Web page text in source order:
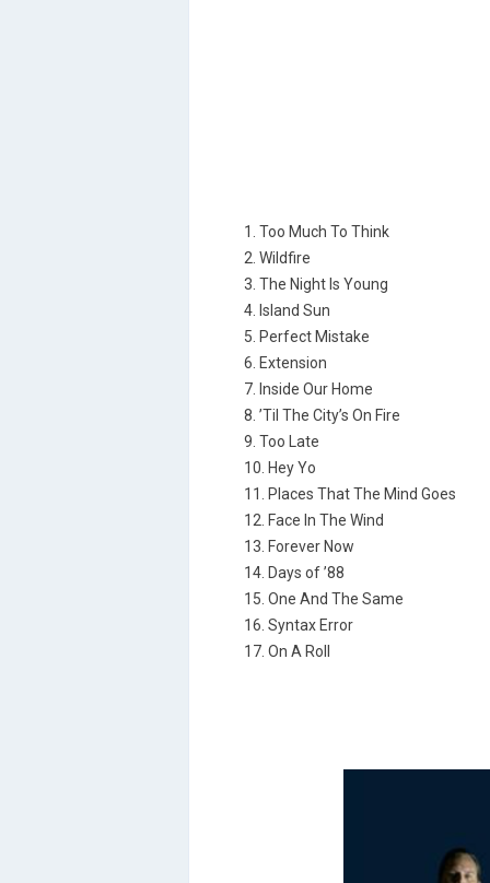
1. Too Much To Think
2. Wildfire
3. The Night Is Young
4. Island Sun
5. Perfect Mistake
6. Extension
7. Inside Our Home
8. ’Til The City’s On Fire
9. Too Late
10. Hey Yo
11. Places That The Mind Goes
12. Face In The Wind
13. Forever Now
14. Days of ’88
15. One And The Same
16. Syntax Error
17. On A Roll